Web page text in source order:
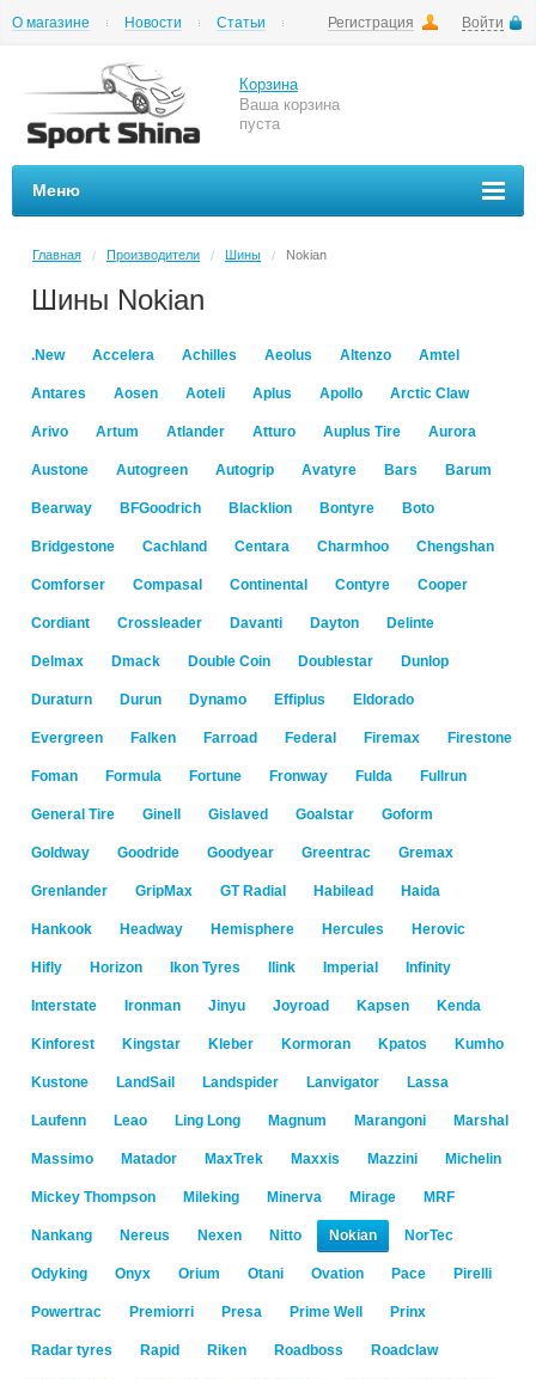
Регистрация Войти
О магазине Новости
Статьи
Корзина
Ваша корзина
пуста
Меню
Главная / Производители / Шины / Nokian
Шины Nokian
.New Accelera Achilles Aeolus Altenzo Amtel
Antares Aosen Aoteli Aplus Apollo Arctic Claw
Arivo Artum Atlander Atturo Auplus Tire Aurora
Austone Autogreen Autogrip Avatyre Bars Barum
Bearway BFGoodrich Blacklion Bontyre Boto
Bridgestone Cachland Centara Charmhoo Chengshan
Comforser Compasal Continental Contyre Cooper
Cordiant Crossleader Davanti Dayton Delinte
Delmax Dmack Double Coin Doublestar Dunlop
Duraturn Durun Dynamo Effiplus Eldorado
Evergreen Falken Farroad Federal Firemax Firestone
Foman Formula Fortune Fronway Fulda Fullrun
General Tire Ginell Gislaved Goalstar Goform
Goldway Goodride Goodyear Greentrac Gremax
Grenlander GripMax GT Radial Habilead Haida
Hankook Headway Hemisphere Hercules Herovic
Hifly Horizon Ikon Tyres Ilink Imperial Infinity
Interstate Ironman Jinyu Joyroad Kapsen Kenda
Kinforest Kingstar Kleber Kormoran Kpatos Kumho
Kustone LandSail Landspider Lanvigator Lassa
Laufenn Leao Ling Long Magnum Marangoni Marshal
Massimo Matador MaxTrek Maxxis Mazzini Michelin
Mickey Thompson Mileking Minerva Mirage MRF
Nankang Nereus Nexen Nitto Nokian NorTec
Odyking Onyx Orium Otani Ovation Pace Pirelli
Powertrac Premiorri Presa Prime Well Prinx
Radar tyres Rapid Riken Roadboss Roadclaw